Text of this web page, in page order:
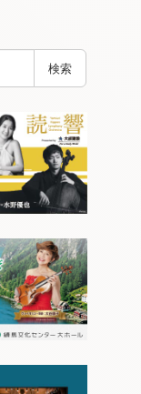
検索